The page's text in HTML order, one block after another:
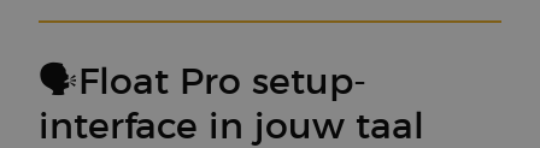
🗣Float Pro setup-
interface in jouw taal